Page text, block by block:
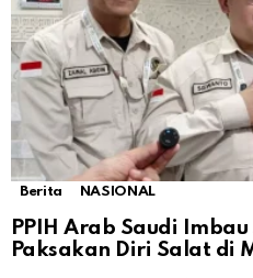
Berita NASIONAL
PPIH Arab Saudi
Paksakan Diri Salat di